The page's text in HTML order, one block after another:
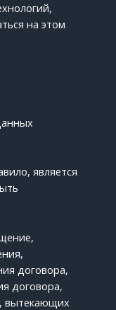
на этом
является
договора,
договора,
вытекающих